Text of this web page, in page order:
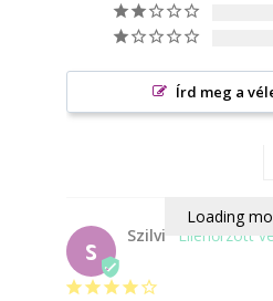
Írd meg a
Loading
S
Szilvi